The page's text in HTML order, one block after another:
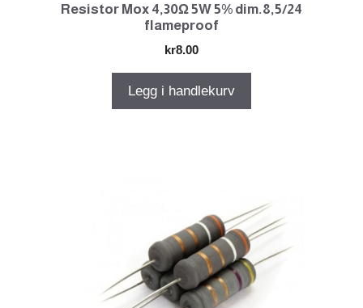
Resistor Mox 4,30Ω 5W 5% dim.8,5/24
flameproof
kr8.00
Legg i handlekurv